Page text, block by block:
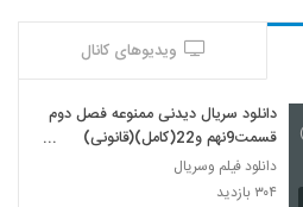
ویدیوهای کانال
دانلود سریال دیدنی ممنوعه فصل دوم
قسمت9نهم و22(کامل)(قانونی)
(رایگان)(با کیفیت)
دانلود فیلم وسریال
۳۰۴ بازدید